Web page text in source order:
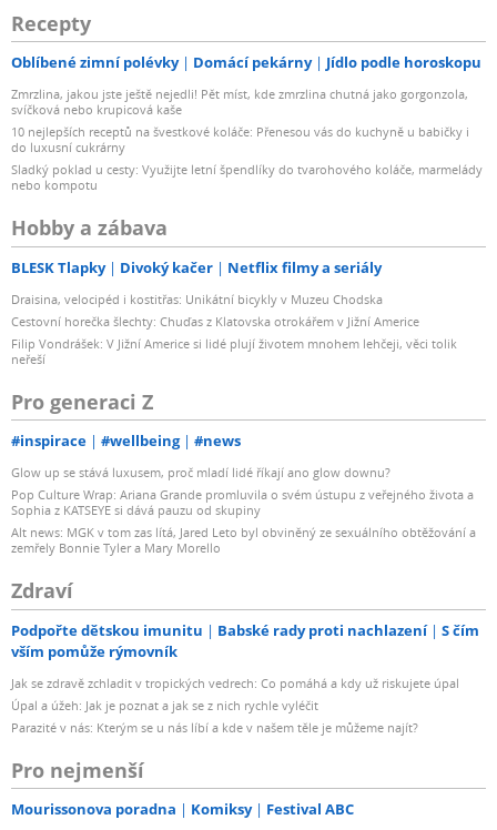
Recepty
Oblíbené zimní polévky Domácí pekárny Jídlo podle horoskopu
Zmrzlina, jakou jste ještě nejedli! Pět míst, kde zmrzlina chutná jako gorgonzola,
svíčková nebo krupicová kaše
10 nejlepších receptů na švestkové koláče: Přenesou vás do kuchyně u babičky i
do luxusní cukrárny
Sladký poklad u cesty: Využijte letní špendlíky do tvarohového koláče, marmelády
nebo kompotu
Hobby a zábava
BLESK Tlapky Divoký kačer Netflix filmy a seriály
Draisina, velocipéd i kostitřas: Unikátní bicykly v Muzeu Chodska
Cestovní horečka šlechty: Chuďas z Klatovska otrokářem v Jižní Americe
Filip Vondrášek: V Jižní Americe si lidé plují životem mnohem lehčeji, věci tolik
neřeší
Pro generaci Z
#inspirace #wellbeing #news
Glow up se stává luxusem, proč mladí lidé říkají ano glow downu?
Pop Culture Wrap: Ariana Grande promluvila o svém ústupu z veřejného života a
Sophia z KATSEYE si dává pauzu od skupiny
Alt news: MGK v tom zas lítá, Jared Leto byl obviněný ze sexuálního obtěžování a
zemřely Bonnie Tyler a Mary Morello
Zdraví
Podpořte dětskou imunitu Babské rady proti nachlazení
S čím
vším pomůže rýmovník
Jak se zdravě zchladit v tropických vedrech: Co pomáhá a kdy už riskujete úpal
Úpal a úžeh: Jak je poznat a jak se z nich rychle vyléčit
Parazité v nás: Kterým se u nás líbí a kde v našem těle je můžeme najít?
Pro nejmenší
Mourissonova poradna Komiksy Festival ABC